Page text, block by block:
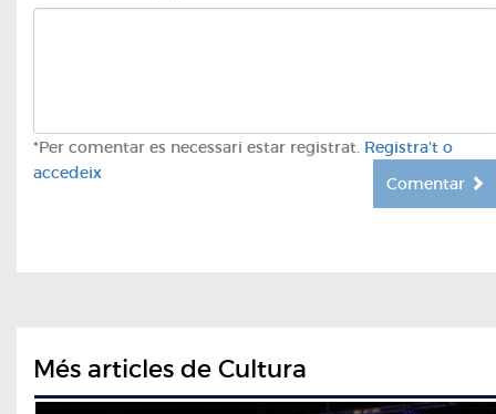
*Per comentar es necessari estar registrat. Registra't o
accedeix
Comentar
Més articles de Cultura